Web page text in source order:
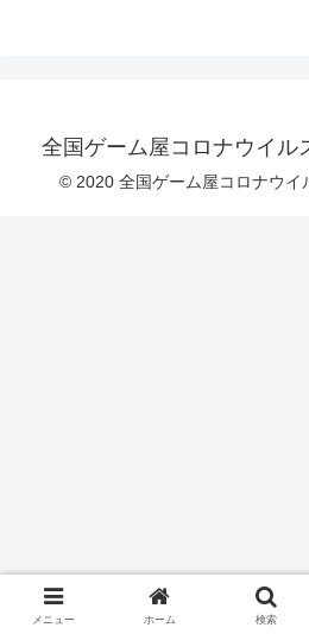
全国ゲーム屋コロナウイル
© 2020 全国ゲーム屋コロナウイ
メニュー ホーム 検索